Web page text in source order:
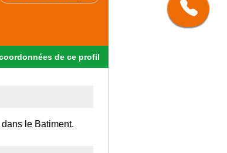
de ce profil
le Batiment.